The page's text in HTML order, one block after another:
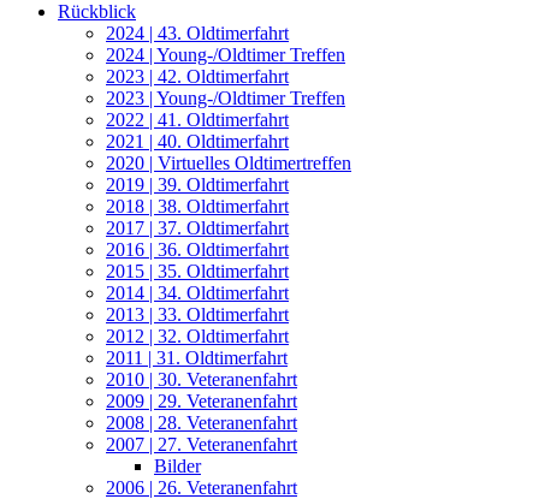
Rückblick
2024 | 43. Oldtimerfahrt
2024 | Young-/Oldtimer Treffen
2023 | 42. Oldtimerfahrt
2023 | Young-/Oldtimer Treffen
2022 | 41. Oldtimerfahrt
2021 | 40. Oldtimerfahrt
2020 | Virtuelles Oldtimertreffen
2019 | 39. Oldtimerfahrt
2018 | 38. Oldtimerfahrt
2017 | 37. Oldtimerfahrt
2016 | 36. Oldtimerfahrt
2015 | 35. Oldtimerfahrt
2014 | 34. Oldtimerfahrt
2013 | 33. Oldtimerfahrt
2012 | 32. Oldtimerfahrt
2011 | 31. Oldtimerfahrt
2010 | 30. Veteranenfahrt
2009 | 29. Veteranenfahrt
2008 | 28. Veteranenfahrt
2007 | 27. Veteranenfahrt
Bilder
2006 | 26. Veteranenfahrt